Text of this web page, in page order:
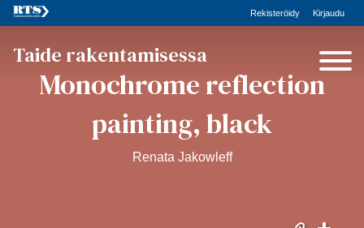
Rekisteröidy Kirjaudu
Taide rakentamisessa
Monochrome reflection
painting, black
Renata Jakowleff